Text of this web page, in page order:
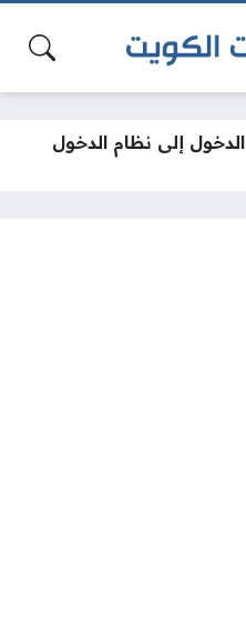
الدخول إلى نظام الدخول